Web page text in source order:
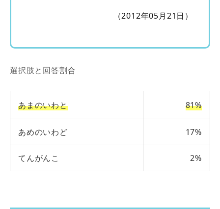
（2012年05月21日）
選択肢と回答割合
あまのいわと 81%
あめのいわど 17%
てんがんこ 2%